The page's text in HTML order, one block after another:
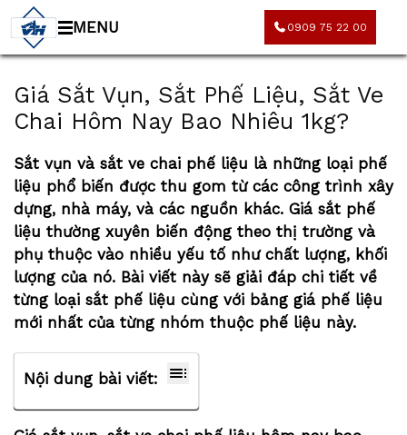
MENU 0909 75 22 00
Giá Sắt Vụn, Sắt Phế Liệu, Sắt Ve
Chai Hôm Nay Bao Nhiêu 1kg?
Sắt vụn và sắt ve chai phế liệu là những loại phế
liệu phổ biến được thu gom từ các công trình xây
dựng, nhà máy, và các nguồn khác. Giá sắt phế
liệu thường xuyên biến động theo thị trường và
phụ thuộc vào nhiều yếu tố như chất lượng, khối
lượng của nó. Bài viết này sẽ giải đáp chi tiết về
từng loại sắt phế liệu cùng với bảng giá phế liệu
mới nhất của từng nhóm thuộc phế liệu này.
Nội dung bài viết: